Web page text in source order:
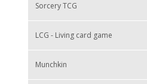
Sorcery TCG
LCG - Living card game
Munchkin